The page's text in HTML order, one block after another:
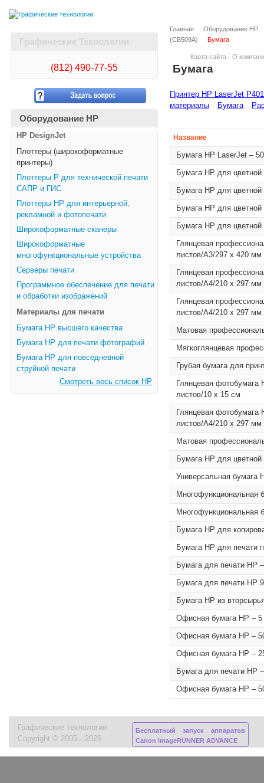
Карта сайта О
Графические Технологии
(812) 490-77-55
Оборудование HP
HP DesignJet
Плоттеры (широкоформатные
принтеры)
Плоттеры Р для технической печати
САПР и ГИС
Плоттеры НР для интерьерной,
рекламной и фотопечати
Широкоформатные сканеры
Широкоформатные
многофункциональные устройства
Серверы печати
Программное обеспечение для печати
и обработки изображений
Материалы для печати
Бумага HP высшего качества
Бумага HP для печати фотографий
Бумага HP для повседневной
струйной печати
Смотреть весь список HP
Главная
Оборудование HP
(CB509A)
Бумага
Бумага
Принтер HP LaserJet
материалы
Бумага
Название
Бумага HP LaserJet –
Бумага HP для
Бумага HP для
Бумага HP для
Бумага HP для
Глянцевая
листов/A3/297 x 420 мм
Глянцевая
листов/A4/210 x 297 мм
Глянцевая
листов/A4/210 x 297 мм
Матовая
Мягкоглянцевая
Грубая бумага для
Глянцевая
листов/10 x 15 см
Глянцевая
листов/A4/210 x 297 мм
Матовая
Бумага HP для
Универсальная бумага
Многофункциональная
Многофункциональная
Бумага HP для
Бумага HP для печати
Бумага для печати HP
Бумага для печати HP
Бумага HP из
Офисная бумага HP – 5
Офисная бумага HP –
Офисная бумага HP –
Бумага для печати HP
Офисная бумага HP –
Графические технологии
Copyright © 2005—2026
Бесплатный запуск аппаратов
Canon imageRUNNER ADVANCE